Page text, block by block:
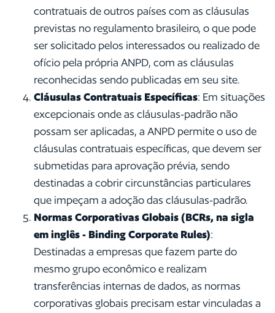
contratuais de outros países com as cláusulas
previstas no regulamento brasileiro, o que pode
ser solicitado pelos interessados ou realizado de
ofício pela própria ANPD, com as cláusulas
reconhecidas sendo publicadas em seu site.
Cláusulas Contratuais Específicas: Em situações
excepcionais onde as cláusulas-padrão não
possam ser aplicadas, a ANPD permite o uso de
cláusulas contratuais específicas, que devem ser
submetidas para aprovação prévia, sendo
destinadas a cobrir circunstâncias particulares
que impeçam a adoção das cláusulas-padrão.
Normas Corporativas Globais (BCRs, na sigla
em inglês - Binding Corporate Rules):
Destinadas a empresas que fazem parte do
mesmo grupo econômico e realizam
transferências internas de dados, as normas
corporativas globais precisam estar vinculadas a